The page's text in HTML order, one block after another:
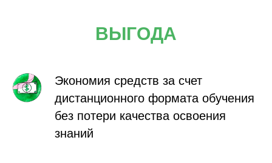
ВЫГОДА
Экономия средств за счет
дистанционного формата обучения
без потери качества освоения
знаний